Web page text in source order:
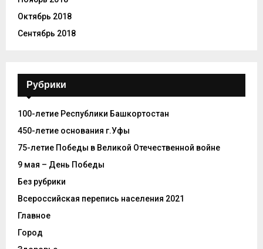
Октябрь 2018
Сентябрь 2018
Рубрики
100-летие Республики Башкортостан
450-летие основания г.Уфы
75-летие Победы в Великой Отечественной войне
9 мая – День Победы
Без рубрики
Всероссийская перепись населения 2021
Главное
Город